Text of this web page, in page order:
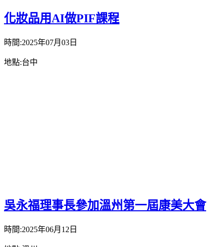
化妝品用AI做PIF課程
時間:2025年07月03日
地點:台中
吳永福理事長參加溫州第一屆康美大會
時間:2025年06月12日